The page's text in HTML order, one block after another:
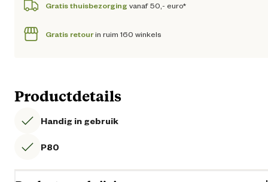
Gratis thuisbezorging vanaf 50,- euro*
Gratis retourin ruim 160 winkels
Productdetails
Handig in gebruik
P80